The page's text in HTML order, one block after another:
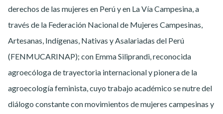
derechos de las mujeres en Perú y en La Vía Campesina, a
través de la Federación Nacional de Mujeres Campesinas,
Artesanas, Indígenas, Nativas y Asalariadas del Perú
(FENMUCARINAP); con Emma Siliprandi, reconocida
agroecóloga de trayectoria internacional y pionera de la
agroecología feminista, cuyo trabajo académico se nutre del
diálogo constante con movimientos de mujeres campesinas y